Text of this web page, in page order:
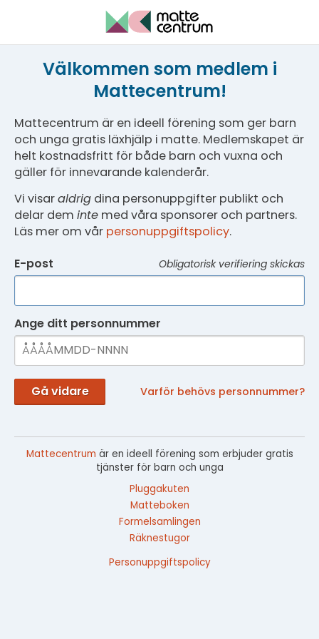
Välkommen som medlem i
Mattecentrum!
Mattecentrum är en ideell förening som ger barn
och unga gratis läxhjälp i matte. Medlemskapet är
helt kostnadsfritt för både barn och vuxna och
gäller för innevarande kalenderår.
Vi visaraldrig dina personuppgifter publikt och
delar dem inte med våra sponsorer och partners.
Läs mer om vår personuppgiftspolicy.
E-post
Obligatorisk verifiering skickas
Ange ditt personnummer
Gå vidare Varför behövs personnummer?
Mattecentrum är en ideell förening som erbjuder gratis
tjänster för barn och unga
Pluggakuten
Matteboken
Formelsamlingen
Räknestugor
Personuppgiftspolicy